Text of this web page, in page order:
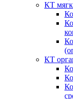
КТ
КТ